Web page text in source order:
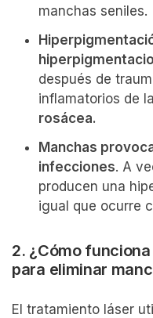
manchas seniles.
después de
inflamatorios de
rosácea.
Manchas
infecciones. A
producen una
igual que ocurre
2. ¿Cómo
para eliminar
El tratamiento láser